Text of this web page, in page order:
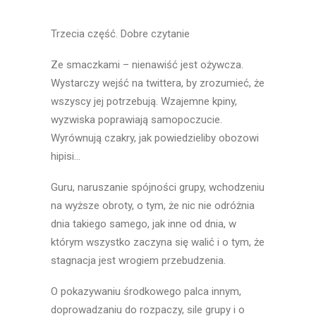
Trzecia część. Dobre czytanie
Ze smaczkami – nienawiść jest ożywcza.
Wystarczy wejść na twittera, by zrozumieć, że
wszyscy jej potrzebują. Wzajemne kpiny,
wyzwiska poprawiają samopoczucie.
Wyrównują czakry, jak powiedzieliby obozowi
hipisi…
Guru, naruszanie spójności grupy, wchodzeniu
na wyższe obroty, o tym, że nic nie odróżnia
dnia takiego samego, jak inne od dnia, w
którym wszystko zaczyna się walić i o tym, że
stagnacja jest wrogiem przebudzenia.
O pokazywaniu środkowego palca innym,
doprowadzaniu do rozpaczy, sile grupy i o